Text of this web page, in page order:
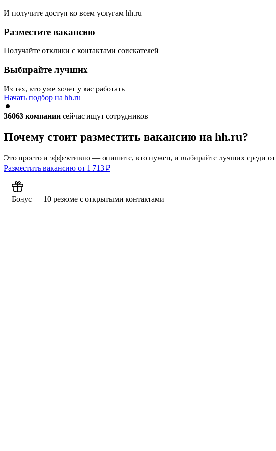
И получите доступ ко всем услугам hh.ru
Разместите вакансию
Получайте отклики с контактами соискателей
Выбирайте лучших
Из тех, кто уже хочет у вас работать
Начать подбор на hh.ru
36063 компании сейчас ищут сотрудников
Почему стоит разместить вакансию на hh.ru?
Это просто и эффективно — опишите, кто нужен, и выбирайте лучших среди
Разместить вакансию от 1 713 ₽
Бонус — 10 резюме с открытыми контактами